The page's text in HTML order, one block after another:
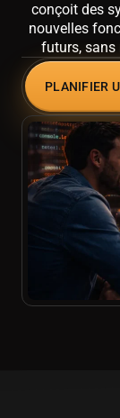
conçoit des
nouvelles
futurs, sans
PLANIFIER